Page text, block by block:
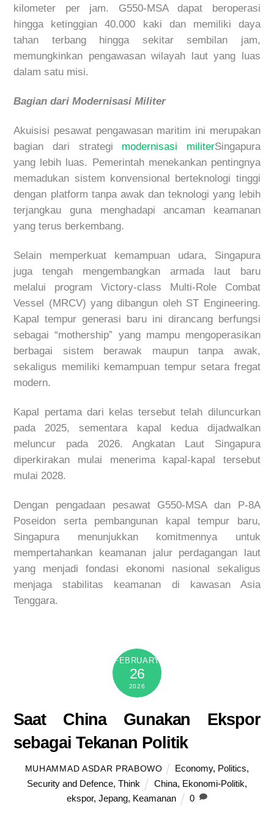
kilometer per jam. G550-MSA dapat beroperasi
hingga ketinggian 40.000 kaki dan memiliki daya
tahan terbang hingga sekitar sembilan jam,
memungkinkan pengawasan wilayah laut yang luas
dalam satu misi.
Bagian dari Modernisasi Militer
Akuisisi pesawat pengawasan maritim ini merupakan
bagian dari strategi modernisasi militerSingapura
yang lebih luas. Pemerintah menekankan pentingnya
memadukan sistem konvensional berteknologi tinggi
dengan platform tanpa awak dan teknologi yang lebih
terjangkau guna menghadapi ancaman keamanan
yang terus berkembang.
Selain memperkuat kemampuan udara, Singapura
juga tengah mengembangkan armada laut baru
melalui program Victory-class Multi-Role Combat
Vessel (MRCV) yang dibangun oleh ST Engineering.
Kapal tempur generasi baru ini dirancang berfungsi
sebagai “mothership” yang mampu mengoperasikan
berbagai sistem berawak maupun tanpa awak,
sekaligus memiliki kemampuan tempur setara fregat
modern.
Kapal pertama dari kelas tersebut telah diluncurkan
pada 2025, sementara kapal kedua dijadwalkan
meluncur pada 2026. Angkatan Laut Singapura
diperkirakan mulai menerima kapal-kapal tersebut
mulai 2028.
Dengan pengadaan pesawat G550-MSA dan P-8A
Poseidon serta pembangunan kapal tempur baru,
Singapura menunjukkan komitmennya untuk
mempertahankan keamanan jalur perdagangan laut
yang menjadi fondasi ekonomi nasional sekaligus
menjaga stabilitas keamanan di kawasan Asia
Tenggara.
FEBRUARY
26
2026
Saat China Gunakan Ekspor
sebagai Tekanan Politik
MUHAMMAD ASDAR PRABOWO Economy, Politics,
Security and Defence,Think China, Ekonomi-Politik,
ekspor,Jepang, Keamanan 0